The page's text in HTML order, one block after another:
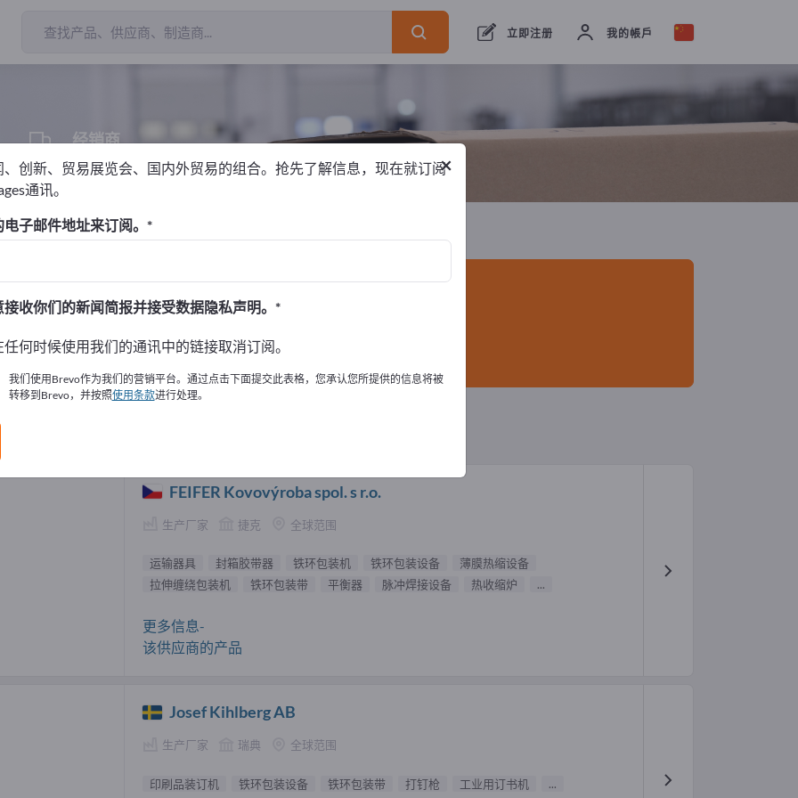
立即注册 我的帳戶
经销商
1
出口商16 制造商15 经销商
與產品資訊。
訊
供應商 (16)
FEIFER Kovovýroba spol. s r.o.
生产厂家 捷克 全球范围
运输器具 封箱胶带器 铁环包装机 铁环包装设备
薄膜热缩设备
拉伸缠绕包装机
铁环包装带 平衡器 脉冲焊接设备 热收缩炉 ...
更多信息-
该供应商的产品
Josef Kihlberg AB
生产厂家 瑞典 全球范围
印刷品装订机 铁环包装设备 铁环包装带 打钉枪 工业用订书机 ...
×
、创新、贸易展览会、国内外贸易的组合。抢先了解信息，现在就订阅
通讯。
子邮件地址来订阅。
收你们的新闻简报并接受数据隐私声明。
何时候使用我们的通讯中的链接取消订阅。
我们使用Brevo作为我们的营销平台。通过点击下面提交此表格，您承认您所提供的信息将被
转移到Brevo，并按照使用条款进行处理。